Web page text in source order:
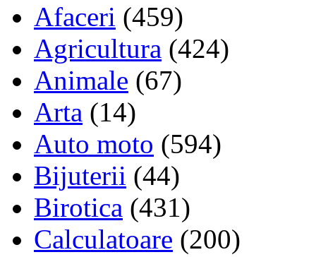
Afaceri (459)
Agricultura (424)
Animale (67)
Arta (14)
Auto moto (594)
Bijuterii (44)
Birotica (431)
Calculatoare (200)